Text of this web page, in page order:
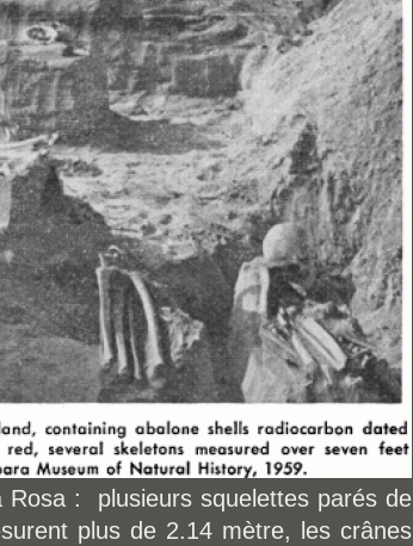
: plusieurs squelettes parés de
plus de 2.14 mètre, les crânes